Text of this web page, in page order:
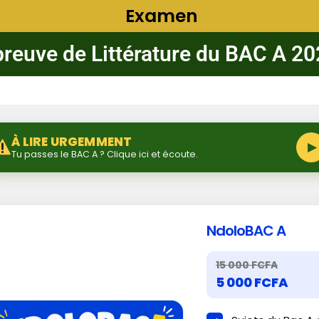
Examen
de Littérature du BAC A
À LIRE URGEMMENT
Tu passes le BAC A ? Clique ici et écoute. ▶
NdoloBAC A
15 000 FCFA
5 000 FCFA